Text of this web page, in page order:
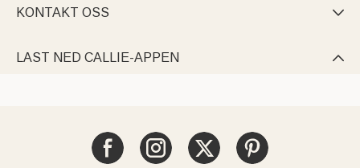
KONTAKT OSS 
LAST NED CALLIE-APPEN 